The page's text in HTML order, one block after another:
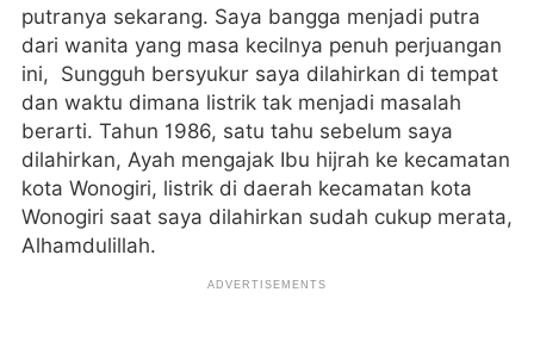
putranya sekarang. Saya bangga menjadi putra
dari wanita yang masa kecilnya penuh perjuangan
ini, Sungguh bersyukur saya dilahirkan di tempat
dan waktu dimana listrik tak menjadi masalah
berarti. Tahun 1986, satu tahu sebelum saya
dilahirkan, Ayah mengajak Ibu hijrah ke kecamatan
kota Wonogiri, listrik di daerah kecamatan kota
Wonogiri saat saya dilahirkan sudah cukup merata,
Alhamdulillah.